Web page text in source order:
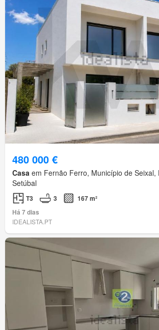
480 000 €
Casa em Fernão Ferro, Município de Seixal,
Setúbal
T3 3
167 m²
Há 7 dias
IDEALISTA.PT